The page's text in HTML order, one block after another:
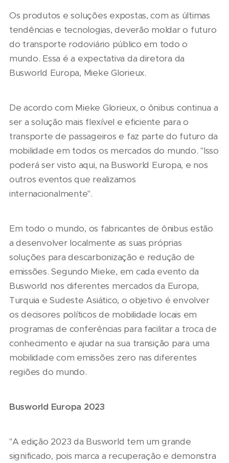
Os produtos e soluções expostas, com as últimas
tendências e tecnologias, deverão moldar o futuro
do transporte rodoviário público em todo o
mundo. Essa é a expectativa da diretora da
Busworld Europa, Mieke Glorieux.
De acordo com Mieke Glorieux, o ônibus continua a
ser a solução mais flexível e eficiente para o
transporte de passageiros e faz parte do futuro da
mobilidade em todos os mercados do mundo. "Isso
poderá ser visto aqui, na Busworld Europa, e nos
outros eventos que realizamos
internacionalmente".
Em todo o mundo, os fabricantes de ônibus estão
a desenvolver localmente as suas próprias
soluções para descarbonização e redução de
emissões. Segundo Mieke, em cada evento da
Busworld nos diferentes mercados da Europa,
Turquia e Sudeste Asiático, o objetivo é envolver
os decisores políticos de mobilidade locais em
programas de conferências para facilitar a troca de
conhecimento e ajudar na sua transição para uma
mobilidade com emissões zero nas diferentes
regiões do mundo.
Busworld Europa 2023
"A edição 2023 da Busworld tem um grande
significado, pois marca a recuperação e demonstra